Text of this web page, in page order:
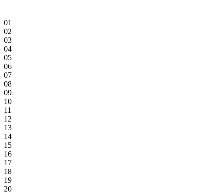
01
02
03
04
05
06
07
08
09
10
11
12
13
14
15
16
17
18
19
20